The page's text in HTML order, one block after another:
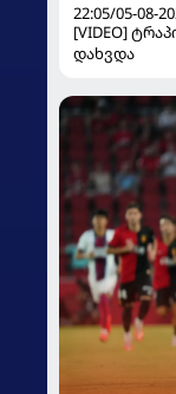
22:05/05-08-
[VIDEO]
დახვდა